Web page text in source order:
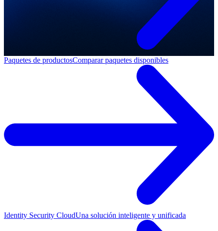
Paquetes de productosComparar paquetes disponibles
Identity Security CloudUna solución inteligente y unificada